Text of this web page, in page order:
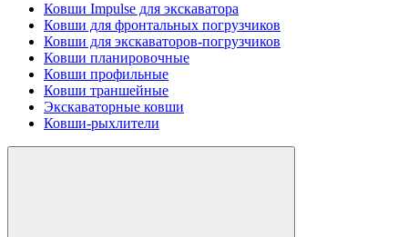
Ковши Impulse для экскаватора
Ковши для фронтальных погрузчиков
Ковши для экскаваторов-погрузчиков
Ковши планировочные
Ковши профильные
Ковши траншейные
Экскаваторные ковши
Ковши-рыхлители